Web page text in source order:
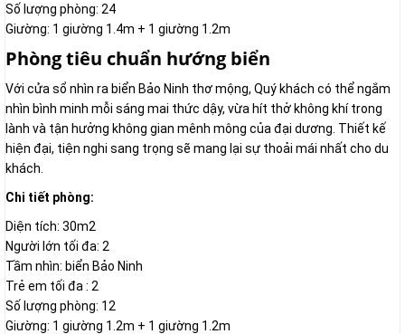
Số lượng phòng: 24
Giường: 1 giường 1.4m + 1 giường 1.2m
Phòng tiêu chuẩn hướng biển
Với cửa sổ nhìn ra biển Bảo Ninh thơ mộng, Quý khách có thể ngắm
nhìn bình minh mỗi sáng mai thức dậy, vừa hít thở không khí trong
lành và tận hưởng không gian mênh mông của đại dương. Thiết kế
hiện đại, tiện nghi sang trọng sẽ mang lại sự thoải mái nhất cho du
khách.
Chi tiết phòng:
Diện tích: 30m2
Người lớn tối đa: 2
Tầm nhìn: biển Bảo Ninh
Trẻ em tối đa : 2
Số lượng phòng: 12
Giường: 1 giường 1.2m + 1 giường 1.2m